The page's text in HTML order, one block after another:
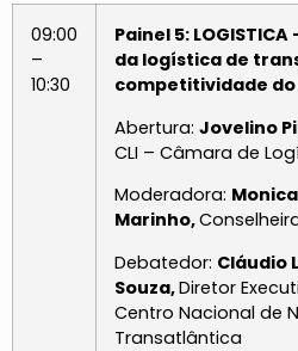
09:00
–
10:30
Painel 5:
da logística de
competitividade
Abertura: Jovelino
CLI – Câmara de
Moderadora:
Marinho,
Debatedor: Cláudio
Souza,Diretor
Centro Nacional de
Transatlântica